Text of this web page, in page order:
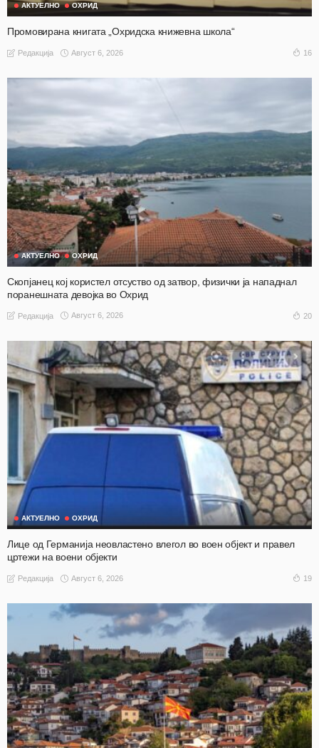
АКТУЕЛНО ОХРИД
Промовирана книгата „Охридска книжевна школа“
Редакција Август 6, 2026 16
АКТУЕЛНО ОХРИД
Скопјанец кој користел отсуство од затвор, физички ја нападнал
поранешната девојка во Охрид
Редакција Август 6, 2026 20
АКТУЕЛНО ОХРИД
Лице од Германија неовластено влегол во воен објект и правел
цртежи на воени објекти
Редакција Август 6, 2026 19